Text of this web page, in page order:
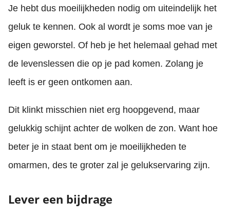
Je hebt dus moeilijkheden nodig om uiteindelijk het
geluk te kennen. Ook al wordt je soms moe van je
eigen geworstel. Of heb je het helemaal gehad met
de levenslessen die op je pad komen. Zolang je
leeft is er geen ontkomen aan.
Dit klinkt misschien niet erg hoopgevend, maar
gelukkig schijnt achter de wolken de zon. Want hoe
beter je in staat bent om je moeilijkheden te
omarmen, des te groter zal je gelukservaring zijn.
Lever een bijdrage